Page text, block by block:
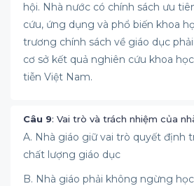
hội. Nhà nước có chính sách ưu
cứu, ứng dụng và phổ biến khoa
trương chính sách về giáo dục
cơ sở kết quả nghiên cứu khoa
tiễn Việt Nam.
Câu 9: Vai trò và trách nhiệm của
A. Nhà giáo giữ vai trò quyết định
chất lượng giáo dục
B. Nhà giáo phải không ngừng